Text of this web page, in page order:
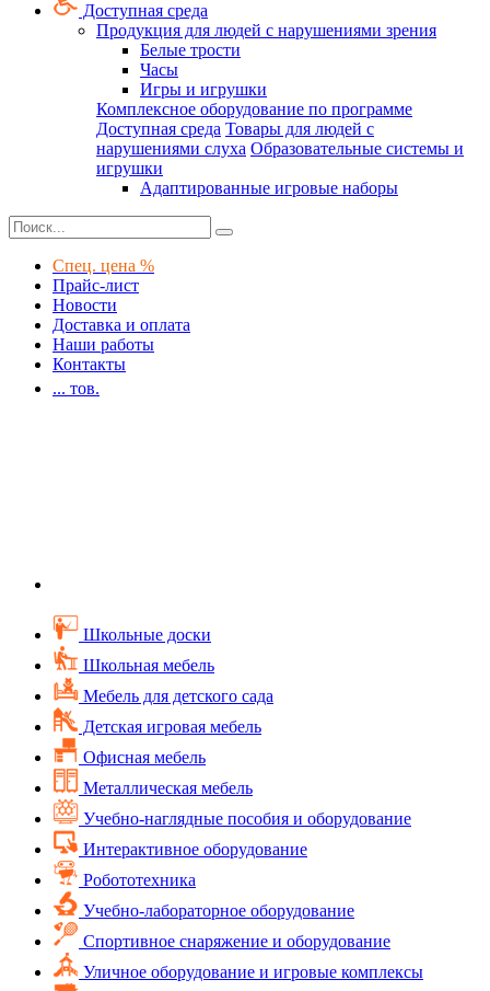
Доступная среда
Продукция для людей с нарушениями зрения
Белые трости
Часы
Игры и игрушки
Комплексное оборудование по программе
Доступная среда Товары для людей с
нарушениями слуха Образовательные системы и
игрушки
Адаптированные игровые наборы
Спец. цена %
Прайс-лист
Новости
Доставка и оплата
Наши работы
Контакты
... тов.
Школьные доски
Школьная мебель
Мебель для детского сада
Детская игровая мебель
Офисная мебель
Металлическая мебель
Учебно-наглядные пособия и оборудование
Интерактивное оборудование
Робототехника
Учебно-лабораторное оборудование
Спортивное снаряжение и оборудование
Уличное оборудование и игровые комплексы